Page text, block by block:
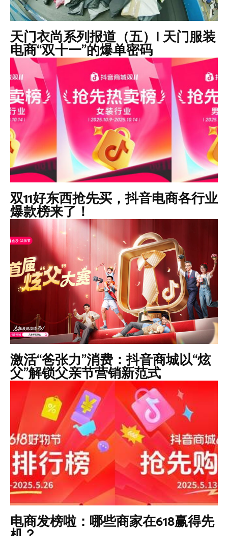
天门衣尚系列报道（五）| 天门服装
电商“双十一”的爆单密码
双11好东西抢先买，抖音电商各行业
爆款榜来了！
激活“爸张力”消费：抖音商城以“炫
父”解锁父亲节营销新范式
电商发榜啦：哪些商家在618赢得先